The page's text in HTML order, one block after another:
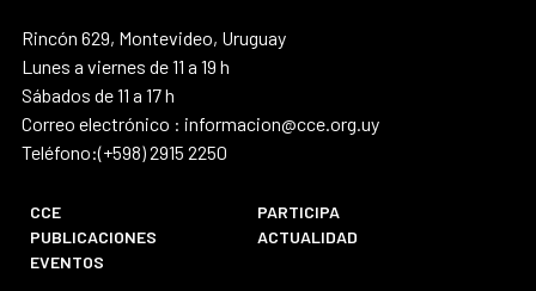
Rincón 629, Montevideo, Uruguay
Lunes a viernes de 11 a 19 h
Sábados de 11 a 17 h
Correo electrónico : informacion@cce.org.uy
Teléfono:(+598) 2915 2250
CCE
PARTICIPA
PUBLICACIONES
ACTUALIDAD
EVENTOS